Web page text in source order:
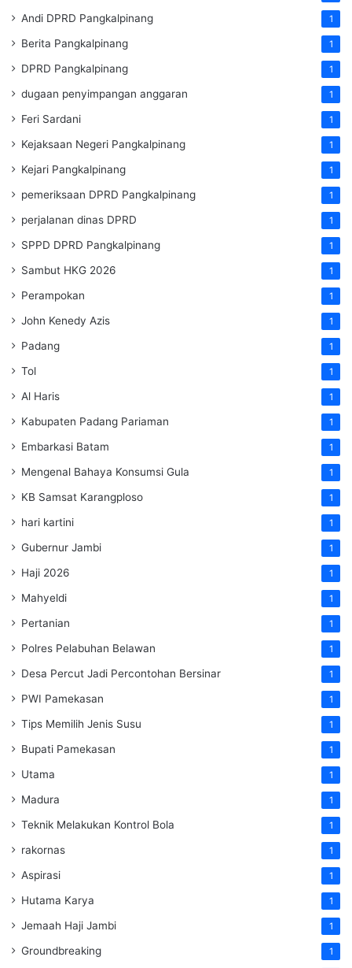
Andi DPRD Pangkalpinang 1
Berita Pangkalpinang 1
DPRD Pangkalpinang 1
dugaan penyimpangan anggaran 1
Feri Sardani 1
Kejaksaan Negeri Pangkalpinang 1
Kejari Pangkalpinang 1
pemeriksaan DPRD Pangkalpinang 1
perjalanan dinas DPRD 1
SPPD DPRD Pangkalpinang 1
Sambut HKG 2026 1
Perampokan 1
John Kenedy Azis 1
Padang 1
Tol 1
Al Haris 1
Kabupaten Padang Pariaman 1
Embarkasi Batam 1
Mengenal Bahaya Konsumsi Gula 1
KB Samsat Karangploso 1
hari kartini 1
Gubernur Jambi 1
Haji 2026 1
Mahyeldi 1
Pertanian 1
Polres Pelabuhan Belawan 1
Desa Percut Jadi Percontohan Bersinar 1
PWI Pamekasan 1
Tips Memilih Jenis Susu 1
Bupati Pamekasan 1
Utama 1
Madura 1
Teknik Melakukan Kontrol Bola 1
rakornas 1
Aspirasi 1
Hutama Karya 1
Jemaah Haji Jambi 1
Groundbreaking 1